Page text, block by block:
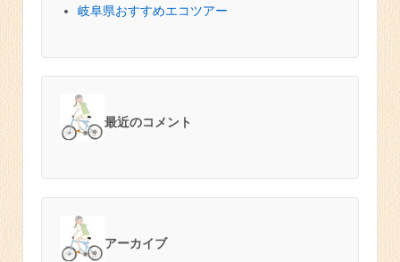
岐阜県おすすめエコツアー
最近のコメント
アーカイブ